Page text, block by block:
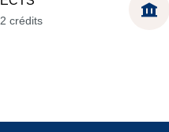
2 crédits